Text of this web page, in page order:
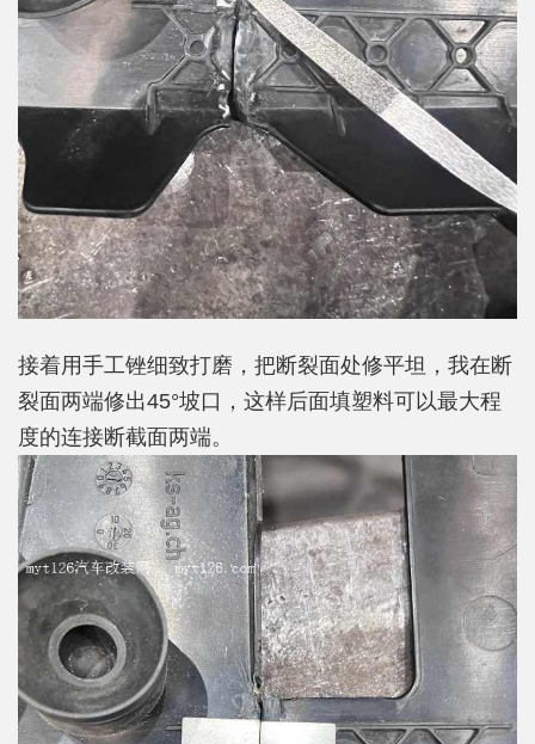
接着用手工锉细致打磨，把断裂面处修平坦，我在断
裂面两端修出45°坡口，这样后面填塑料可以最大程
度的连接断截面两端。